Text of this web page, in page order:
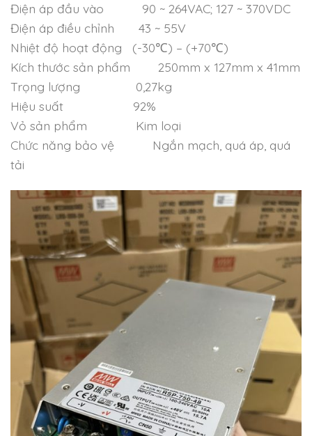
Điện áp đầu vào 90 ~ 264VAC; 127 ~ 370VDC
Điện áp điều chỉnh 43 ~ 55V
Nhiệt độ hoạt động (-30℃) – (+70℃)
Kích thước sản phẩm 250mm x 127mm x 41mm
Trọng lượng 0,27kg
Hiệu suất 92%
Vỏ sản phẩm Kim loại
Chức năng bảo vệ Ngắn mạch, quá áp, quá
tải